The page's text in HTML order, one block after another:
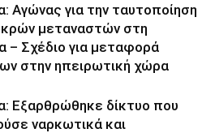
Αγώνας για την ταυτοποίηση
μεταναστών στη
– Σχέδιο για μεταφορά
στην ηπειρωτική χώρα
Εξαρθρώθηκε δίκτυο που
ναρκωτικά και